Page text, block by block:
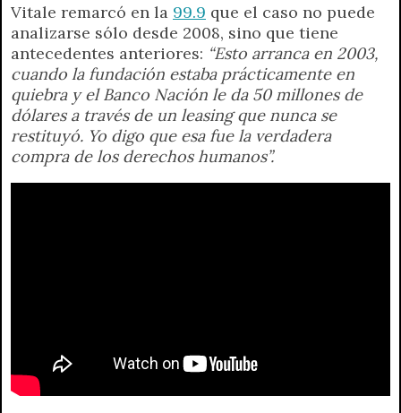
Vitale remarcó en la 99.9 que el caso no puede
analizarse sólo desde 2008, sino que tiene
antecedentes anteriores: “Esto arranca en 2003,
cuando la fundación estaba prácticamente en
quiebra y el Banco Nación le da 50 millones de
dólares a través de un leasing que nunca se
restituyó. Yo digo que esa fue la verdadera
compra de los derechos humanos”.